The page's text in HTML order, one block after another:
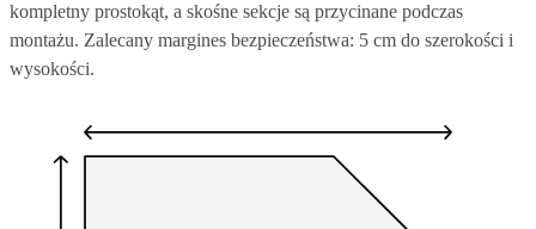
kompletny prostokąt, a skośne sekcje są przycinane podczas
montażu. Zalecany margines bezpieczeństwa: 5 cm do szerokości i
wysokości.